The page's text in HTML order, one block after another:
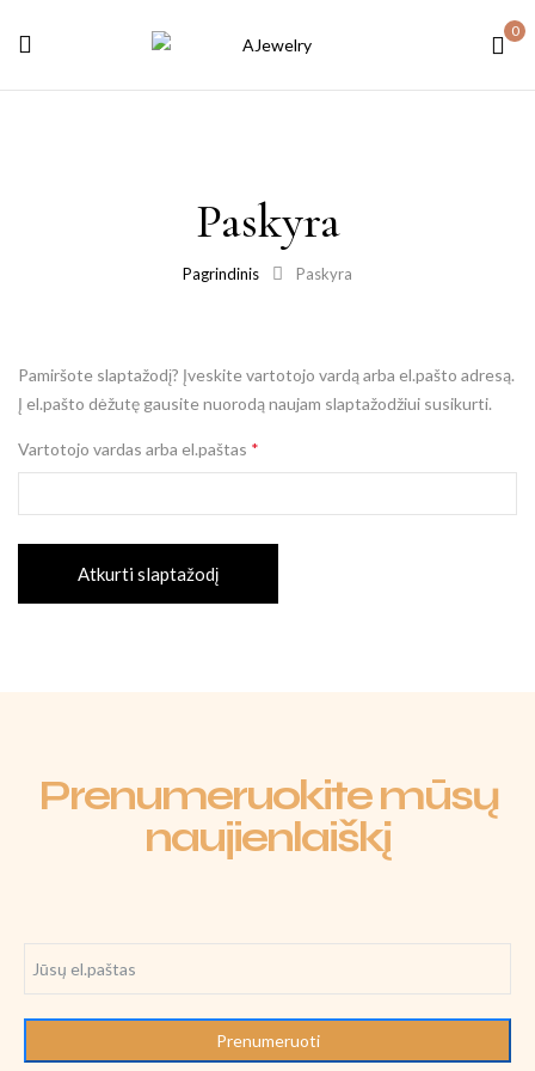
0
Paskyra
Pagrindinis Paskyra
Pamiršote slaptažodį? Įveskite vartotojo vardą arba el.pašto adresą.
Į el.pašto dėžutę gausite nuorodą naujam slaptažodžiui susikurti.
Vartotojo vardas arba el.paštas *
Atkurti slaptažodį
Prenumeruokite mūsų
naujienlaiškį
Prenumeruoti